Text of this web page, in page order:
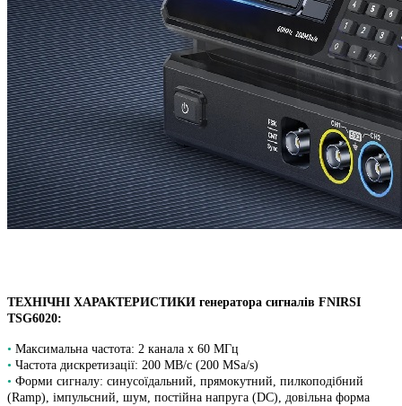
ТЕХНІЧНІ ХАРАКТЕРИСТИКИ генератора сигналів FNIRSI
TSG6020:
• Максимальна частота: 2 канала х 60 МГц
• Частота дискретизації: 200 МВ/с (200 MSa/s)
• Форми сигналу: синусоїдальний, прямокутний, пилкоподібний
(Ramp), імпульсний, шум, постійна напруга (DC), довільна форма